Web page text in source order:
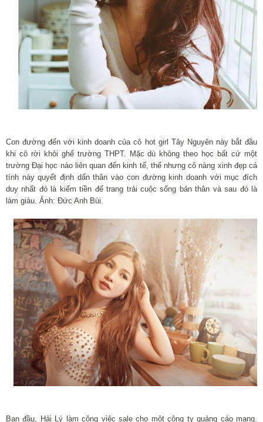
Con đường đến với kinh doanh của cô hot girl Tây Nguyên này bắt đầu
khi cô rời khỏi ghế trường THPT. Mặc dù không theo học bất cứ một
trường Đại học nào liên quan đến kinh tế, thế nhưng cô nàng xinh đẹp cá
tính này quyết định dấn thân vào con đường kinh doanh với mục đích
duy nhất đó là kiếm tiền để trang trải cuộc sống bản thân và sau đó là
làm giàu. Ảnh: Đức Anh Bùi.
Ban đầu, Hải Lý làm công việc sale cho một công ty quảng cáo mạng.